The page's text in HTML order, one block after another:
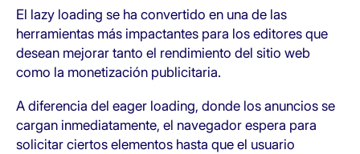
El lazy loading se ha convertido en una de las
herramientas más impactantes para los editores que
desean mejorar tanto el rendimiento del sitio web
como la monetización publicitaria.
A diferencia del eager loading, donde los anuncios se
cargan inmediatamente, el navegador espera para
solicitar ciertos elementos hasta que el usuario